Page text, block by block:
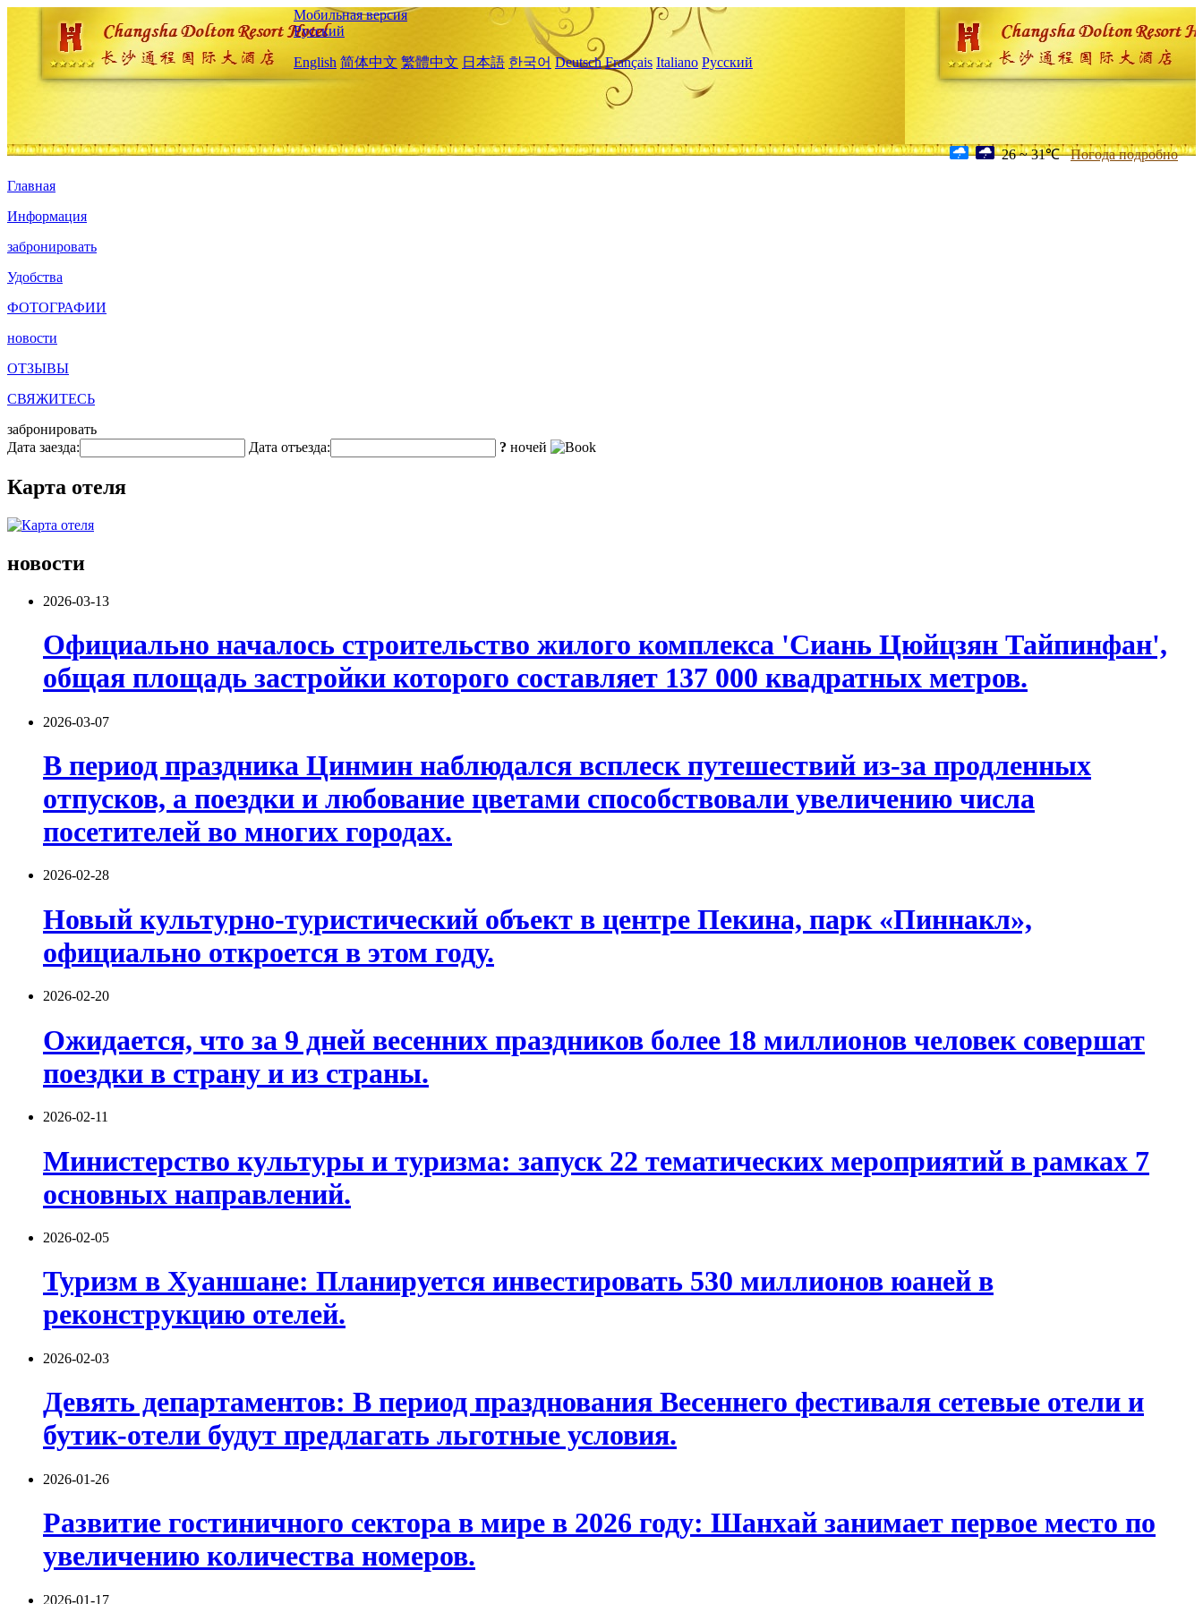
Мобильная версия
Русский
English 简体中文 繁體中文 日本語 한국어 Deutsch Français Italiano Русский
26 ~ 31℃ Погода подробно
Главная
Информация
забронировать
Удобства
ФОТОГРАФИИ
новости
ОТЗЫВЫ
СВЯЖИТЕСЬ
забронировать
Дата заезда:
Дата отъезда: ? ночей
Карта отеля
новости
2026-03-13
Официально началось строительство жилого комплекса 'Сиань Цюйцзян Тайпинфан',
общая площадь застройки которого составляет 137 000 квадратных метров.
2026-03-07
В период праздника Цинмин наблюдался всплеск путешествий из-за продленных
отпусков, а поездки и любование цветами способствовали увеличению числа
посетителей во многих городах.
2026-02-28
Новый культурно-туристический объект в центре Пекина, парк «Пиннакл»,
официально откроется в этом году.
2026-02-20
Ожидается, что за 9 дней весенних праздников более 18 миллионов человек совершат
поездки в страну и из страны.
2026-02-11
Министерство культуры и туризма: запуск 22 тематических мероприятий в рамках 7
основных направлений.
2026-02-05
Туризм в Хуаншане: Планируется инвестировать 530 миллионов юаней в
реконструкцию отелей.
2026-02-03
Девять департаментов: В период празднования Весеннего фестиваля сетевые отели и
бутик-отели будут предлагать льготные условия.
2026-01-26
Развитие гостиничного сектора в мире в 2026 году: Шанхай занимает первое место по
увеличению количества номеров.
2026-01-17